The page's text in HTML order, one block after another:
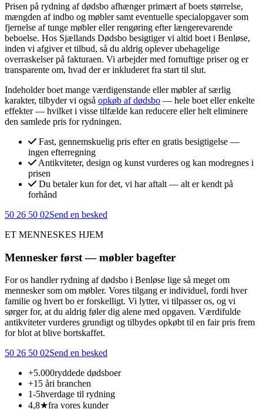
Prisen på rydning af dødsbo afhænger primært af boets størrelse,
mængden af indbo og møbler samt eventuelle specialopgaver som
fjernelse af tunge møbler eller rengøring efter længerevarende
beboelse. Hos Sjællands Dødsbo besigtiger vi altid boet i Benløse,
inden vi afgiver et tilbud, så du aldrig oplever ubehagelige
overraskelser på fakturaen. Vi arbejder med fornuftige priser og er
transparente om, hvad der er inkluderet fra start til slut.
Indeholder boet mange værdigenstande eller møbler af særlig
karakter, tilbyder vi også opkøb af dødsbo — hele boet eller enkelte
effekter — hvilket i visse tilfælde kan reducere eller helt eliminere
den samlede pris for rydningen.
Fast, gennemskuelig pris efter en gratis besigtigelse —
ingen efterregning
Antikviteter, design og kunst vurderes og kan modregnes i
prisen
Du betaler kun for det, vi har aftalt — alt er kendt på
forhånd
50 26 50 02Send en besked
ET MENNESKES HJEM
Mennesker først — møbler bagefter
For os handler rydning af dødsbo i Benløse lige så meget om
mennesker som om møbler. Vores tilgang er individuel, fordi hver
familie og hvert bo er forskelligt. Vi lytter, vi tilpasser os, og vi
sørger for, at du aldrig føler dig alene med opgaven. Værdifulde
antikviteter vurderes grundigt og tilbydes opkøbt til en fair pris frem
for blot at blive bortskaffet.
50 26 50 02Send en besked
+5.000ryddede dødsboer
+15 åri branchen
1-5hverdage til rydning
4,8★fra vores kunder